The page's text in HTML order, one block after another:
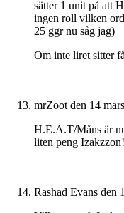
sätter 1 unit på att
ingen roll vilken
25 ggr nu såg jag)
Om inte liret sitter
mrZoot den 14
H.E.A.T/Måns är
liten peng Izakzzon!
Rashad Evans den